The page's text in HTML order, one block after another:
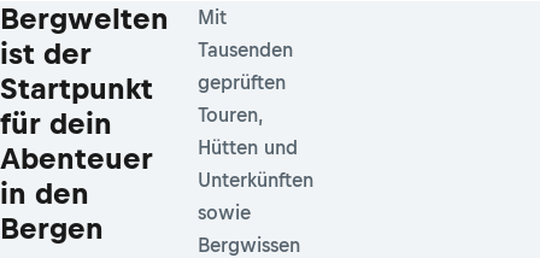
Bergwelten
ist der
Startpunkt
für dein
Abenteuer
in den
Bergen
Mit
Tausenden
geprüften
Touren,
Hütten und
Unterkünften
sowie
Bergwissen